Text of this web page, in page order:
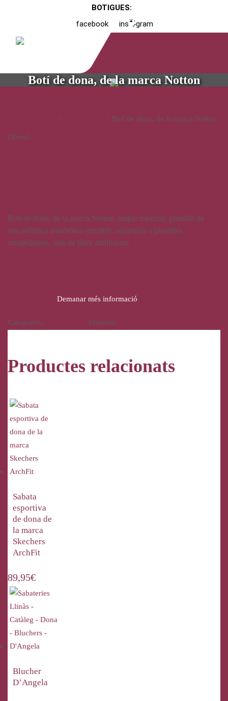
BOTIGUES:
facebook
instagram
Botí de dona, de la marca Notton
/ / / / Botí de dona, de la marca Notton
Oferta!
Botí de dona, de la marca Notton, ample especial, plantilla de
viscoelàstica anatòmica extraible, adaptable a plantilles
ortopèdiques, sola de làtex antilliscant
Demanar més informació
Categories: , Etiqueta:
Productes relacionats
Sabata
esportiva
de dona de
la marca
Skechers
ArchFit
89,95€
Blucher
D’Angela